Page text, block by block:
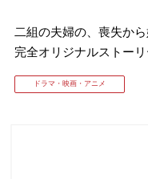
⼆組の夫婦の、喪失か
完全オリジナルストーリ
ドラマ・映画・アニメ